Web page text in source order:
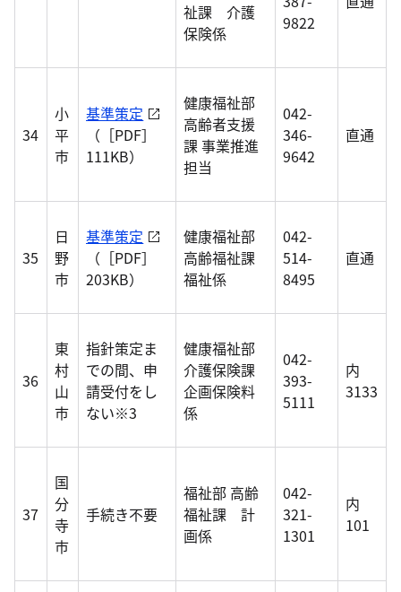
祉課 介護
保険係
9822
34
小
平
市
基準策定
（［PDF］
111KB）
健康福祉部
高齢者支援
課 事業推進
担当
042-
346-
9642
直通
35
日
野
市
基準策定
（［PDF］
203KB）
健康福祉部
高齢福祉課
福祉係
042-
514-
8495
直通
36
東
村
山
市
指針策定ま
での間、申
請受付をし
ない※3
健康福祉部
介護保険課
企画保険料
係
042-
393-
5111
内
3133
37
国
分
寺
市
手続き不要
福祉部 高齢
福祉課 計
画係
042-
321-
1301
内
101